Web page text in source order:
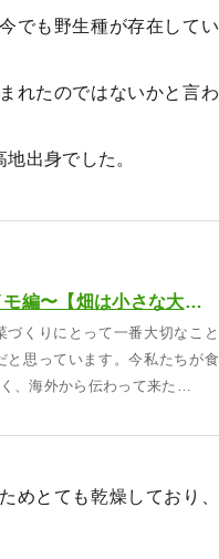
でも野生種が存在してい
れたのではないかと言わ
出身でした。
生まれ故郷で覚える栽培のコツ〜ジャガイモ編〜【畑は小さな大自然vol.28】
くりにとって一番大切なこと
思っています。今私たちが食
、海外から伝わって来た…
めとても乾燥しており、